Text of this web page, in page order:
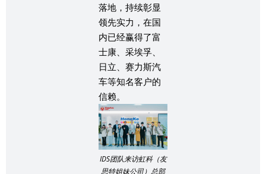
落地，持续彰显
领先实力，在国
内已经赢得了富
士康、采埃孚、
日立、赛力斯汽
车等知名客户的
信赖。
IDS团队来访虹科（友
思特姐妹公司）总部